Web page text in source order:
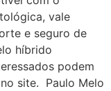
vale
e seguro de
híbrido
podem
site. Paulo Melo